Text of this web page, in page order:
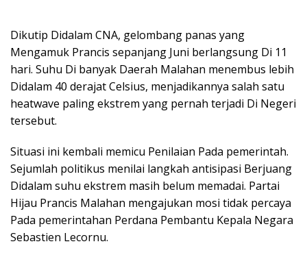
Dikutip Didalam CNA, gelombang panas yang
Mengamuk Prancis sepanjang Juni berlangsung Di 11
hari. Suhu Di banyak Daerah Malahan menembus lebih
Didalam 40 derajat Celsius, menjadikannya salah satu
heatwave paling ekstrem yang pernah terjadi Di Negeri
tersebut.
Situasi ini kembali memicu Penilaian Pada pemerintah.
Sejumlah politikus menilai langkah antisipasi Berjuang
Didalam suhu ekstrem masih belum memadai. Partai
Hijau Prancis Malahan mengajukan mosi tidak percaya
Pada pemerintahan Perdana Pembantu Kepala Negara
Sebastien Lecornu.